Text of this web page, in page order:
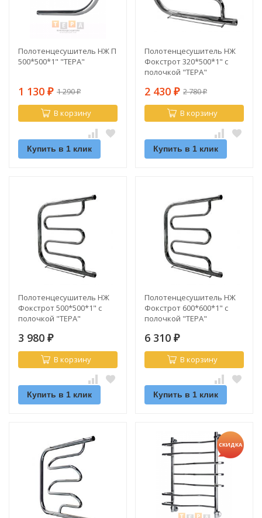
Полотенцесушитель НЖ П
500*500*1" "ТЕРА"
1 130 ₽ 1 290₽
В корзину
Купить в 1 клик
Полотенцесушитель НЖ
Фокстрот 320*500*1" с
полочкой "ТЕРА"
2 430 ₽ 2 780₽
В корзину
Купить в 1 клик
Полотенцесушитель НЖ
Фокстрот 500*500*1" с
полочкой "ТЕРА"
3 980 ₽
В корзину
Купить в 1 клик
Полотенцесушитель НЖ
Фокстрот 600*600*1" с
полочкой "ТЕРА"
6 310 ₽
В корзину
Купить в 1 клик
СКИДКА